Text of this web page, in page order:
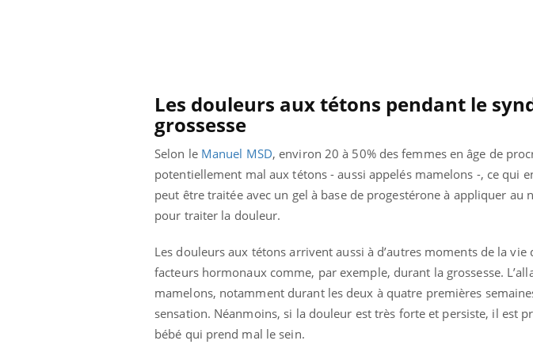
Les douleurs aux tétons pendant le
grossesse
Selon le Manuel MSD, environ 20 à 50% des femmes en âge de
potentiellement mal aux tétons - aussi appelés mamelons -, ce qui
peut être traitée avec un gel à base de progestérone à appliquer
pour traiter la douleur.
Les douleurs aux tétons arrivent aussi à d’autres moments de la vie
facteurs hormonaux comme, par exemple, durant la grossesse.
mamelons, notamment durant les deux à quatre premières
sensation. Néanmoins, si la douleur est très forte et persiste, il est
bébé qui prend mal le sein.